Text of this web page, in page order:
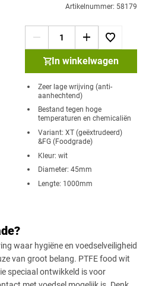
Artikelnummer: 58179
In winkelwagen
Zeer lage wrijving (anti-
aanhechtend)
Bestand tegen hoge
temperaturen en chemicaliën
Variant: XT (geëxtrudeerd)
&FG (Foodgrade)
Kleur: wit
Diameter: 45mm
Lengte: 1000mm
waar hygiëne en voedselveiligheid
van groot belang. PTFE food wit
speciaal ontwikkeld is voor